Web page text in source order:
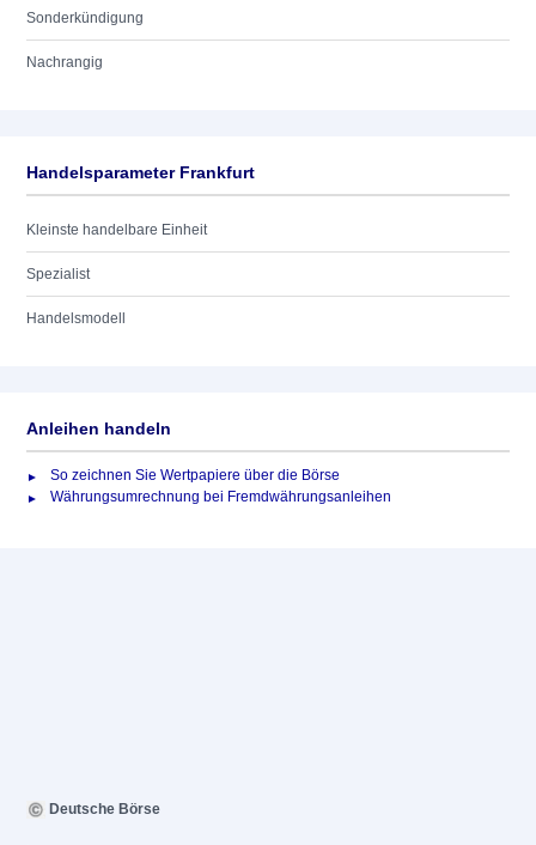
Sonderkündigung
Nachrangig
Handelsparameter Frankfurt
Kleinste handelbare Einheit
Spezialist
Handelsmodell
Anleihen handeln
So zeichnen Sie Wertpapiere über die Börse
Währungsumrechnung bei Fremdwährungsanleihen
Deutsche Börse